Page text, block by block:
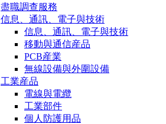
盡職調查服務
信息、通訊、電子與技術
信息、通訊、電子與技術
移動與通信産品
PCB産業
無線設備與外圍設備
工業産品
電線與電纜
工業部件
個人防護用品